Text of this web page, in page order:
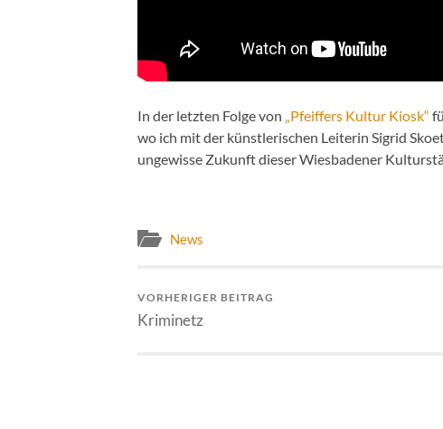
In der letzten Folge von „Pfeiffers Kultur Kiosk“
wo ich mit der künstlerischen Leiterin Sigrid
ungewisse Zukunft dieser Wiesbadener
News
VORHERIGER BEITRAG
Kriminetz